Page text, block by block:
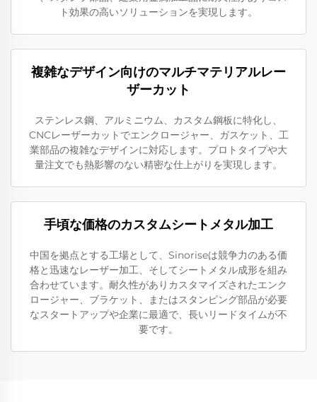
ト効果の高いソリューションを実現します。
複雑なデザイン向けのマルチマテリアルレー
ザーカット
ステンレス鋼、アルミニウム、カスタム鋼板に特化し、
CNCレーザーカットでエンクロージャー、ガスケット、工
業部品の複雑なデザインに対応します。プロトタイプや大
量注文でも熱影響のない精密な仕上がりを実現します。
手頃な価格のカスタムシートメタル加工
中国を拠点とする工場として、Sinoriseは競争力のある価
格と迅速なレーザー加工、そしてシートメタル成形を組み
合わせています。耐久性がありカスタマイズされたエンク
ロージャー、ブラケット、またはスタンピング部品が必要
なスタートアップや企業に最適で、長いリードタイムが不
要です。